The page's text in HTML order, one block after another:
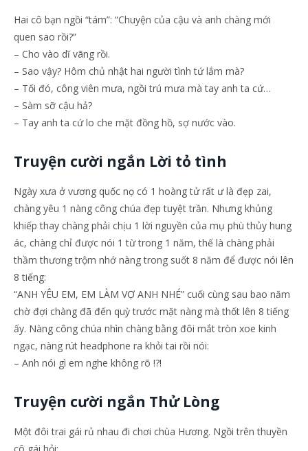
Hai cô bạn ngồi “tám”: “Chuyện của cậu và anh chàng mới
quen sao rồi?”
– Cho vào dĩ vãng rồi.
– Sao vậy? Hôm chủ nhật hai người tình tứ lắm mà?
– Tối đó, công viên mưa, ngồi trú mưa mà tay anh ta cứ…
– Sàm sỡ cậu hả?
– Tay anh ta cứ lo che mặt đồng hồ, sợ nước vào.
Truyện cười ngắn Lời tỏ tình
Ngày xưa ở vương quốc nọ có 1 hoàng tử rất ư là đẹp zai,
chàng yêu 1 nàng công chúa đẹp tuyệt trần. Nhưng khủng
khiếp thay chàng phải chịu 1 lời nguyền của mụ phù thủy hung
ác, chàng chỉ được nói 1 từ trong 1 năm, thế là chàng phải
thầm thương trộm nhớ nàng trong suốt 8 năm để được nói lên
8 tiếng:
“ANH YÊU EM, EM LÀM VỢ ANH NHÉ” cuối cùng sau bao năm
chờ đợi chàng đã đến quỳ trước mặt nàng mà thốt lên 8 tiếng
ấy. Nàng công chúa nhìn chàng bằng đôi mắt tròn xoe kinh
ngạc, nàng rút headphone ra khỏi tai rồi nói:
– Anh nói gì em nghe không rõ !?!
Truyện cười ngắn Thử Lòng
Một đôi trai gái rủ nhau đi chơi chùa Hương. Ngồi trên thuyền